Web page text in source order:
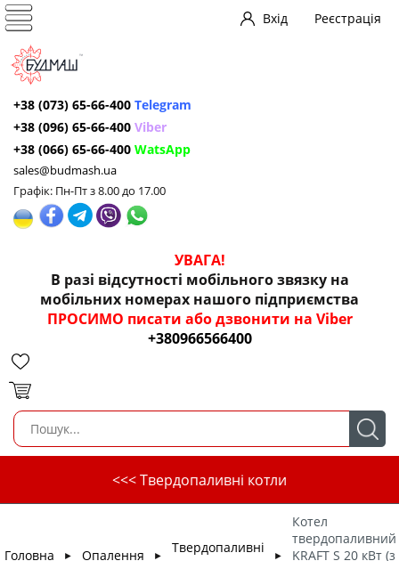
Вхід Реєстрація
+38 (073) 65-66-400 Telegram
+38 (096) 65-66-400 Viber
+38 (066) 65-66-400 WatsApp
sales@budmash.ua
Графік: Пн-Пт з 8.00 до 17.00
УВАГА!
В разі відсутності мобільного звязку на
мобільних номерах нашого підприємства
ПРОСИМО писати або дзвонити на Viber
+380966566400
<<< Твердопаливні котли
Головна ► Опалення ►
Твердопаливні
►
Котел
твердопаливний
KRAFT S 20 кВт (з